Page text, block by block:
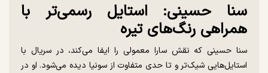
سنا حسینی: استایل رسمی‌تر با
همراهی رنگ‌های تیره
سنا حسینی که نقش سارا معمولی را ایفا می‌کند، در سریال با
استایل‌هایی شیک‌تر و تا حدی متفاوت از سونیا دیده می‌شود. او در